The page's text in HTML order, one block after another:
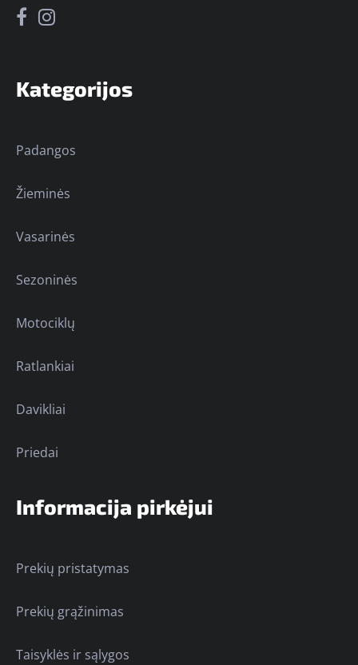
Kategorijos
Padangos
Žieminės
Vasarinės
Sezoninės
Motociklų
Ratlankiai
Davikliai
Priedai
Informacija pirkėjui
Prekių pristatymas
Prekių grąžinimas
Taisyklės ir sąlygos